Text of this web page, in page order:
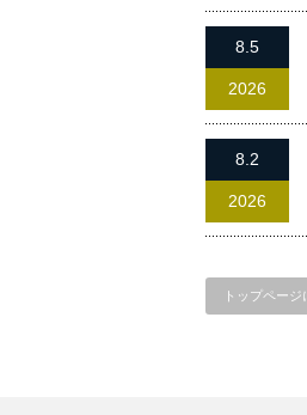
8.5
2026
8.2
2026
トップページ